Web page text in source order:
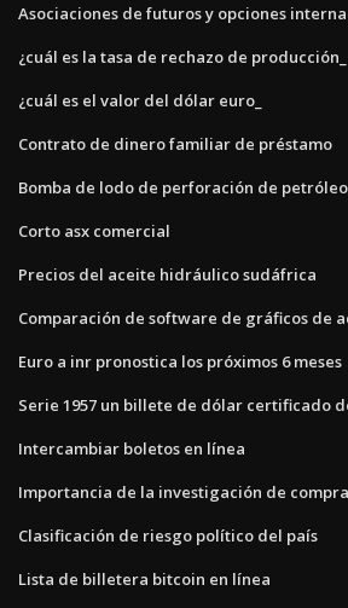
Asociaciones de futuros y opciones
¿cuál es la tasa de rechazo de producción_
¿cuál es el valor del dólar euro_
Contrato de dinero familiar de préstamo
Bomba de lodo de perforación de petróleo
Corto asx comercial
Precios del aceite hidráulico sudáfrica
Comparación de software de gráficos de
Euro a inr pronostica los próximos 6 meses
Serie 1957 un billete de dólar certificado
Intercambiar boletos en línea
Importancia de la investigación de
Clasificación de riesgo político del país
Lista de billetera bitcoin en línea